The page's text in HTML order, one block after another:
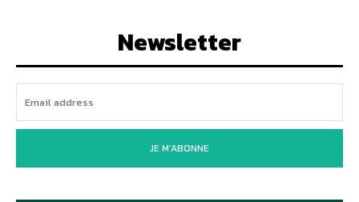
Newsletter
JE M'ABONNE